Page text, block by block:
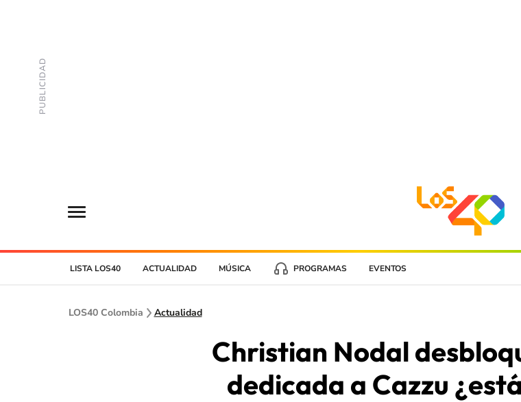
LISTA LOS40 ACTUALIDAD MÚSICA PROGRAMAS EVENTOS
LOS40 Colombia Actualidad
Christian Nodal
dedicada a Cazzu